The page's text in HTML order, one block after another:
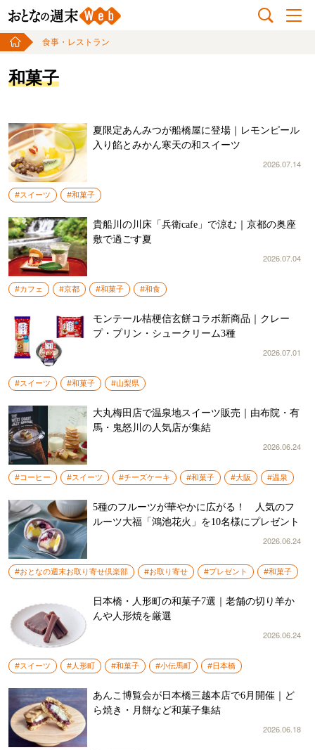
食事・レストラン
和菓子
夏限定あんみつが船橋屋に登場｜レモンピール
入り餡とみかん寒天の和スイーツ
2026.07.14
#スイーツ #和菓子
貴船川の川床「兵衛cafe」で涼む｜京都の奥座
敷で過ごす夏
2026.07.04
#カフェ #京都 #和菓子 #和食
モンテール桔梗信玄餅コラボ新商品｜クレー
プ・プリン・シュークリーム3種
2026.07.01
#スイーツ #和菓子 #山梨県
大丸梅田店で温泉地スイーツ販売｜由布院・有
馬・鬼怒川の人気店が集結
2026.06.24
#コーヒー #スイーツ #チーズケーキ #和菓子 #大阪 #温泉
5種のフルーツが華やかに広がる！ 人気のフ
ルーツ大福「鴻池花火」を10名様にプレゼント
2026.06.24
#おとなの週末お取り寄せ倶楽部 #お取り寄せ #プレゼント #和菓子
日本橋・人形町の和菓子7選｜老舗の切り羊か
んや人形焼を厳選
2026.06.24
#スイーツ #人形町 #和菓子 #小伝馬町 #日本橋
あんこ博覧会が日本橋三越本店で6月開催｜ど
ら焼き・月餅など和菓子集結
2026.06.18